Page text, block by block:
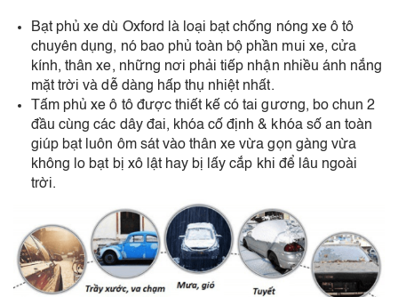
Bạt phủ xe dù Oxford là loại bạt chống nóng xe ô tô
chuyên dụng, nó bao phủ toàn bộ phần mui xe, cửa
kính, thân xe, những nơi phải tiếp nhận nhiều ánh nắng
mặt trời và dễ dàng hấp thụ nhiệt nhất.
Tấm phủ xe ô tô được thiết kế có tai gương, bo chun 2
đầu cùng các dây đai, khóa cố định & khóa số an toàn
giúp bạt luôn ôm sát vào thân xe vừa gọn gàng vừa
không lo bạt bị xô lật hay bị lấy cắp khi để lâu ngoài
trời.